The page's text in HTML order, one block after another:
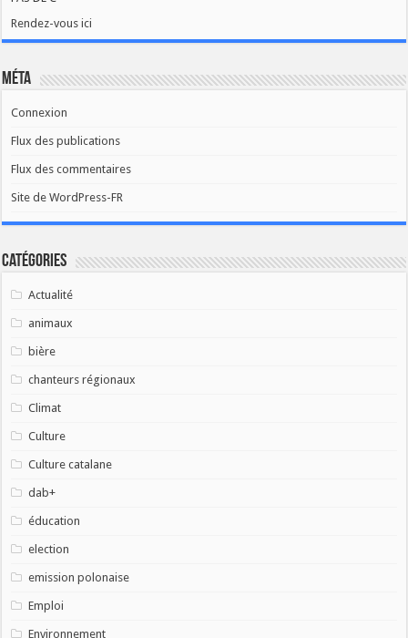
Rendez-vous ici
Méta
Connexion
Flux des publications
Flux des commentaires
Site de WordPress-FR
Catégories
Actualité
animaux
bière
chanteurs régionaux
Climat
Culture
Culture catalane
dab+
éducation
election
emission polonaise
Emploi
Environnement